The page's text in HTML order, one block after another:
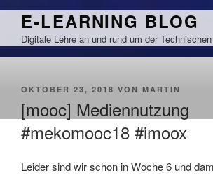
Zum
springen
E-LEARNING BLOG
Digitale Lehre an und rund um der
VERÖFFENTLICHT
OKTOBER 23, 2018 VON MARTIN
[mooc] Mediennutzung
#mekomooc18 #imoox
Leider sind wir schon in Woche 6 und